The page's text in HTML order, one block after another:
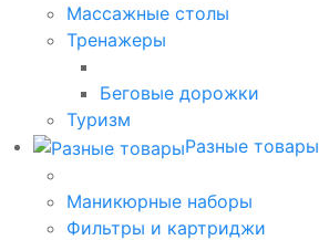
Массажные столы
Тренажеры
Беговые дорожки
Туризм
Разные товары
Маникюрные наборы
Фильтры и картриджи